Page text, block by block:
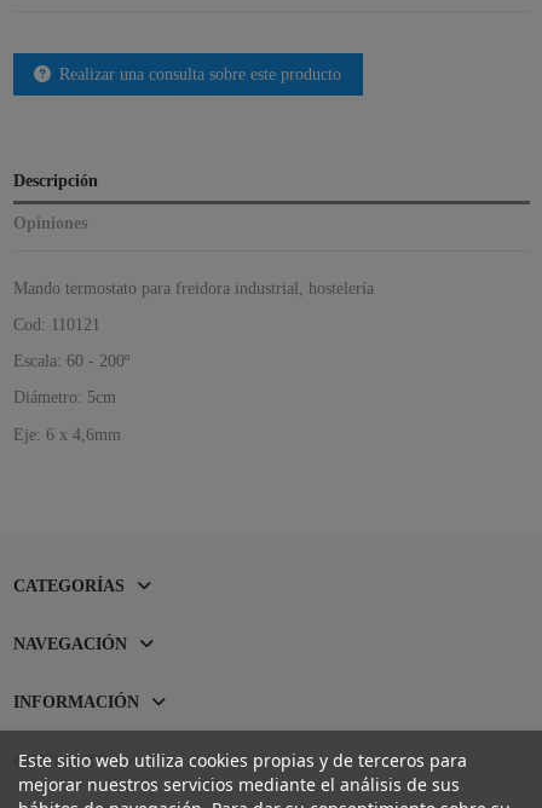
Realizar una consulta sobre este producto
Descripción
Opiniones
Mando termostato para freidora industrial, hostelería
Cod: 110121
Escala: 60 - 200º
Diámetro: 5cm
Eje: 6 x 4,6mm
CATEGORÍAS
NAVEGACIÓN
INFORMACIÓN
CONTACTO
Este sitio web utiliza cookies propias y de terceros para
mejorar nuestros servicios mediante el análisis de sus